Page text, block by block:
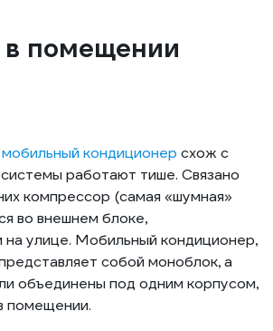
в помещении
мобильный кондиционер схож с
работают тише. Связано
компрессор (самая «шумная»
во внешнем блоке,
на улице. Мобильный кондиционер,
собой моноблок, а
объединены под одним корпусом,
помещении.